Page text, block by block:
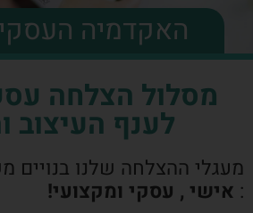
האקדמיה
מסלול הצלחה
לענף העיצוב
מעגלי ההצלחה שלנו בנויים
: אישי , עסקי ומקצועי!